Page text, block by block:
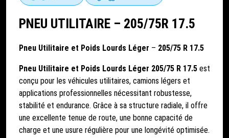
PNEU UTILITAIRE – 205/75R 17.5
Pneu Utilitaire et Poids Lourds Léger – 205/75 R 17.5
Pneu Utilitaire et Poids Lourds Léger 205/75 R 17.5 est
conçu pour les véhicules utilitaires, camions légers et
applications professionnelles nécessitant robustesse,
stabilité et endurance. Grâce à sa structure radiale, il offre
une excellente tenue de route, une bonne capacité de
charge et une usure régulière pour une longévité optimisée.